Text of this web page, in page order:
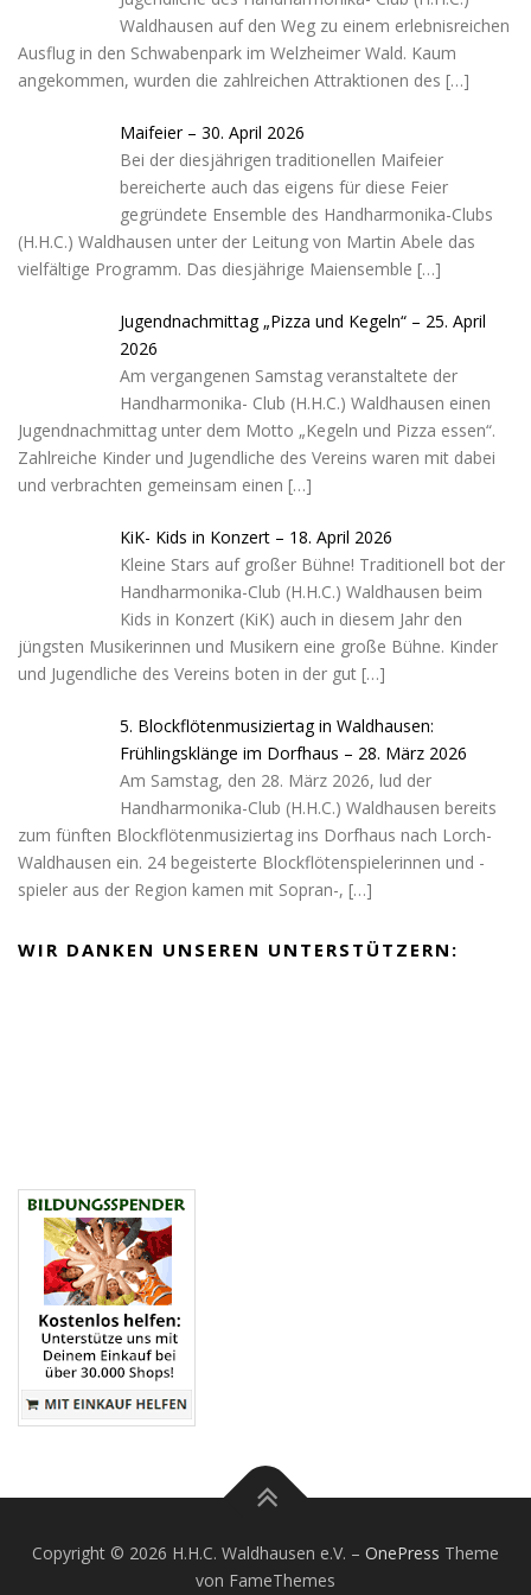
t
Waldhausen auf den Weg zu einem erlebnisreichen
Ausflug in den Schwabenpark im Welzheimer Wald. Kaum
angekommen, wurden die zahlreichen Attraktionen des […]
Maifeier – 30. April 2026
Bei der diesjährigen traditionellen Maifeier
bereicherte auch das eigens für diese Feier
gegründete Ensemble des Handharmonika-Clubs
(H.H.C.) Waldhausen unter der Leitung von Martin Abele das
vielfältige Programm. Das diesjährige Maiensemble […]
Jugendnachmittag „Pizza und Kegeln“ – 25. April
2026
Am vergangenen Samstag veranstaltete der
Handharmonika- Club (H.H.C.) Waldhausen einen
Jugendnachmittag unter dem Motto „Kegeln und Pizza essen“.
Zahlreiche Kinder und Jugendliche des Vereins waren mit dabei
und verbrachten gemeinsam einen […]
KiK- Kids in Konzert – 18. April 2026
Kleine Stars auf großer Bühne! Traditionell bot der
Handharmonika-Club (H.H.C.) Waldhausen beim
Kids in Konzert (KiK) auch in diesem Jahr den
jüngsten Musikerinnen und Musikern eine große Bühne. Kinder
und Jugendliche des Vereins boten in der gut […]
5. Blockflötenmusiziertag in Waldhausen:
Frühlingsklänge im Dorfhaus – 28. März 2026
Am Samstag, den 28. März 2026, lud der
Handharmonika-Club (H.H.C.) Waldhausen bereits
zum fünften Blockflötenmusiziertag ins Dorfhaus nach Lorch-
Waldhausen ein. 24 begeisterte Blockflötenspielerinnen und -
spieler aus der Region kamen mit Sopran-, […]
WIR DANKEN UNSEREN UNTERSTÜTZERN:
Copyright © 2026 H.H.C. Waldhausen e.V. – OnePress Theme
von FameThemes